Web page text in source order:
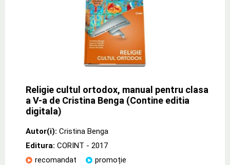
Religie cultul ortodox, manual pentru clasa
a V-a de Cristina Benga (Contine editia
digitala)
Autor(i): Cristina Benga
Editura: CORINT - 2017
recomandat
promoție